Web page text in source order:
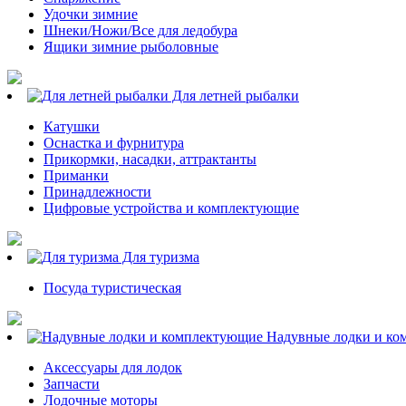
Удочки зимние
Шнеки/Ножи/Все для ледобура
Ящики зимние рыболовные
Для летней рыбалки
Катушки
Оснастка и фурнитура
Прикормки, насадки, аттрактанты
Приманки
Принадлежности
Цифровые устройства и комплектующие
Для туризма
Посуда туристическая
Надувные лодки и
Аксессуары для лодок
Запчасти
Лодочные моторы